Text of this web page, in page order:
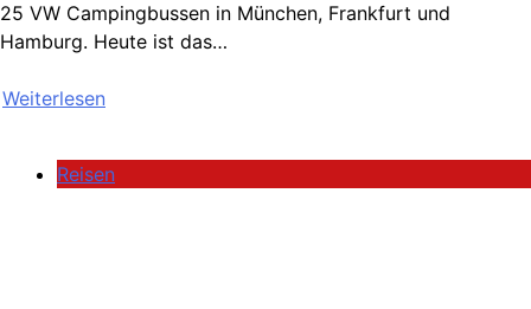
25 VW Campingbussen in München, Frankfurt und
Hamburg. Heute ist das…
Weiterlesen
Reisen